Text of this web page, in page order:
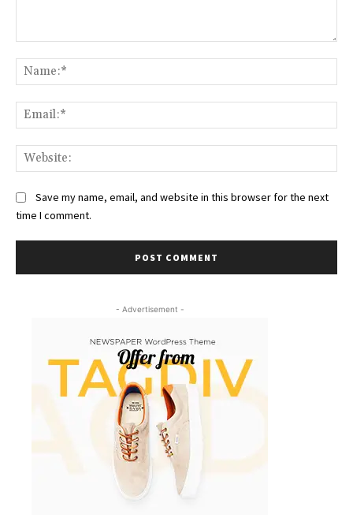
Save my name, email, and website in this browser for the next
time I comment.
- Advertisement -